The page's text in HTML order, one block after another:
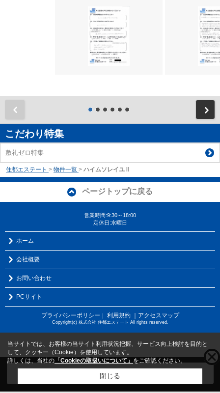
こだわり特集
敷礼ゼロ特集
住都エステート > 物件一覧 > ハイムソレイユⅡ
ページトップに戻る
営業時間:9:30～18:00
定休日:水曜日
ホーム
会社概要
お問い合わせ
PCサイト
プライバシーポリシー 利用規約 ｜アクセスマップ
Copyright(c) 株式会社 住都エステート All rights reserved.
こちらの物件をご覧の方にお勧めな物件
当サイトでは、お客様の当サイト利用状況把握、サービス向上検討を目的と
して、クッキー（Cookie）を使用しています。
詳しくは、当社の 「Cookieの取扱いについて」 をご確認ください。
閉じる